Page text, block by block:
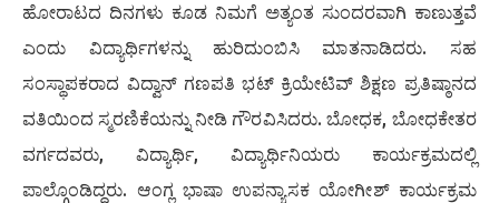
ಹೋರಾಟದ ದಿನಗಳು ಕೂಡ ನಿಮಗೆ ಅತ್ಯಂತ ಸುಂದರವಾಗಿ ಕಾಣುತ್ತವೆ
ಎಂದು ವಿದ್ಯಾರ್ಥಿಗಳನ್ನು ಹುರಿದುಂಬಿಸಿ ಮಾತನಾಡಿದರು. ಸಹ
ಸಂಸ್ಥಾಪಕರಾದ ವಿದ್ವಾನ್ ಗಣಪತಿ ಭಟ್ ಕ್ರಿಯೇಟಿವ್ ಶಿಕ್ಷಣ ಪ್ರತಿಷ್ಠಾನದ
ವತಿಯಿಂದ ಸ್ಮರಣಿಕೆಯನ್ನು ನೀಡಿ ಗೌರವಿಸಿದರು. ಬೋಧಕ, ಬೋಧಕೇತರ
ವರ್ಗದವರು, ವಿದ್ಯಾರ್ಥಿ, ವಿದ್ಯಾರ್ಥಿನಿಯರು ಕಾರ್ಯಕ್ರಮದಲ್ಲಿ
ಪಾಲ್ಗೊಂಡಿದ್ದರು. ಆಂಗ್ಲ ಭಾಷಾ ಉಪನ್ಯಾಸಕ ಯೋಗೀಶ್ ಕಾರ್ಯಕ್ರಮ